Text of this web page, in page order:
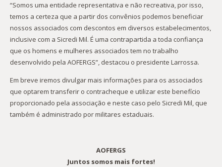
“Somos uma entidade representativa e não recreativa, por isso,
temos a certeza que a partir dos convênios podemos beneficiar
nossos associados com descontos em diversos estabelecimentos,
inclusive com a Sicredi Mil. É uma contrapartida a toda confiança
que os homens e mulheres associados tem no trabalho
desenvolvido pela AOFERGS”, destacou o presidente Larrossa.
Em breve iremos divulgar mais informações para os associados
que optarem transferir o contracheque e utilizar este benefício
proporcionado pela associação e neste caso pelo Sicredi Mil, que
também é administrado por militares estaduais.
AOFERGS
Juntos somos mais fortes!